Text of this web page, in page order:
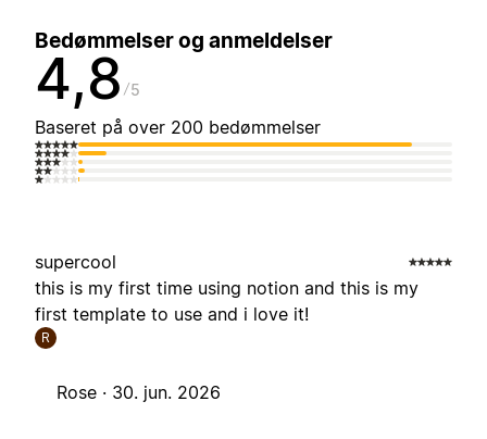
Bedømmelser og anmeldelser
4,8 5
Baseret på over 200 bedømmelser
supercool
this is my first time using notion and this is my
first template to use and i love it!
R
Rose · 30. jun. 2026